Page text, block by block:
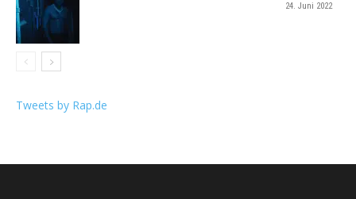
24. Juni 2022
Tweets by Rap.de